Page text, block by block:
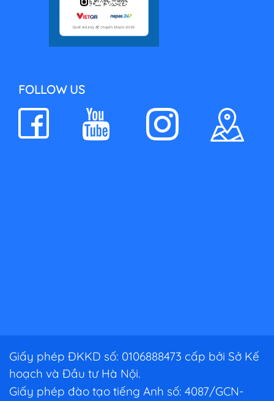
FOLLOW US
Giấy phép ĐKKD số: 0106888473 cấp bởi Sở Kế
hoạch và Đầu tư Hà Nội.
Giấy phép đào tạo tiếng Anh số: 4087/GCN-